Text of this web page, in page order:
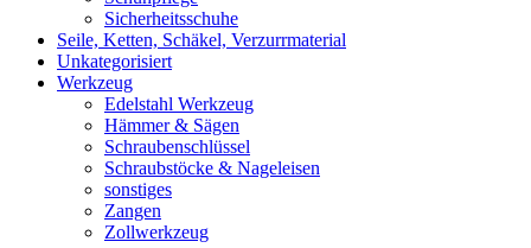
Sicherheitsschuhe
Seile, Ketten, Schäkel, Verzurrmaterial
Unkategorisiert
Werkzeug
Edelstahl Werkzeug
Hämmer & Sägen
Schraubenschlüssel
Schraubstöcke & Nageleisen
sonstiges
Zangen
Zollwerkzeug